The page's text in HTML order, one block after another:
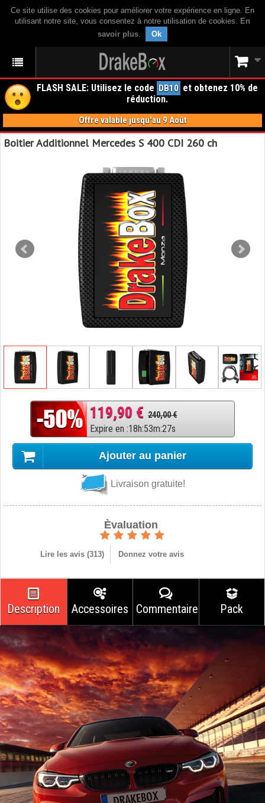
Ce site utilise des cookies pour améliorer votre expérience en ligne. En
utilisant notre site, vous consentez à notre utilisation de cookies. En
savoir plus. Ok
FLASH SALE: Utilisez le code DB10 et obtenez 10% de
réduction.
Offre valable jusqu'au 9 Août
Boitier Additionnel Mercedes S 400 CDI 260 ch
119,90 € 240,00 €
Expire en :18h:53m:26s
Ajouter au panier
Livraison gratuite!
Èvaluation
Lire les avis (313) Donnez votre avis
Description Accessoires Commentaires Pack